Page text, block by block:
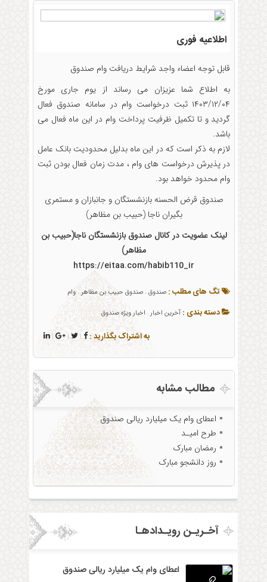
اطلاعیه فوری
قابل توجه اعضاء واجد شرایط دریافت وام صندوق
به اطلاع شما عزیزان می رساند از یوم جاری مورخ
۱۴۰۳/۱۲/۰۴ ثبت درخواست وام در سامانه صندوق فعال
گردید و تا تکمیل ظرفیت پرداخت وام در این ماه فعال می
باشد.
لازم به ذکر است که در این ماه بدلیل محدودیت بانک عامل
در پذیرش درخواست های وام ، مدت زمان فعال بودن ثبت
وام محدود خواهد بود.
صندوق قرض الحسنه بازنشستگان و جانبازان و مستمری
بگیران ناجا (حبیب بن مظاهر)
لینک عضویت در کانال صندوق بازنشستگان ناجا(حبیب بن
مظاهر)
https://eitaa.com/habib110_ir
تگ های مطلب : صندوق، صندوق حبیب بن مظاهر ،وام
دسته بندی : آخرین اخبار , اخبار ویژه صندوق
به اشتراک بگذارید : |
|
|
مطالب مشابه
اعطای وام یک میلیارد ریالی صندوق
طرح امیـد
رمضان مبارک
روز دانشجو مبارک
آخـریـن رویـدادهـا
اعطای وام یک میلیارد ریالی صندوق